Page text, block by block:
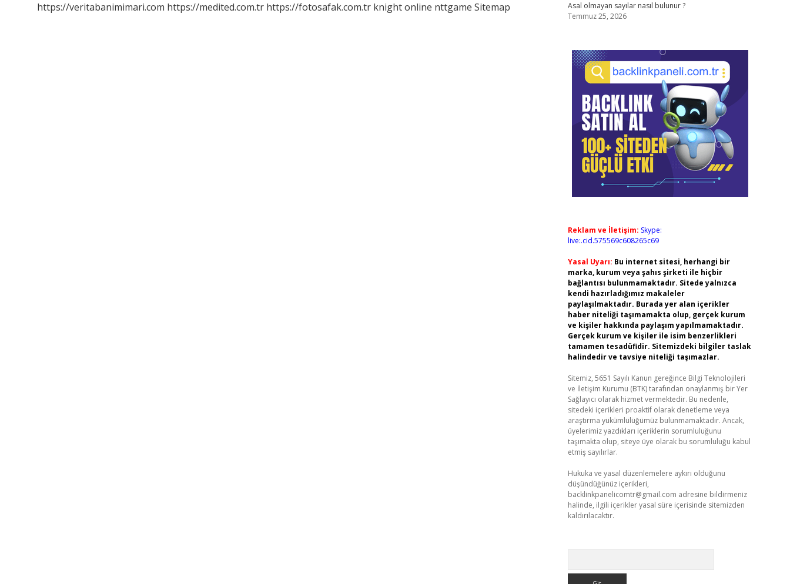
https://veritabanimimari.com https://medited.com.tr https://fotosafak.com.tr knight online nttgame Sitemap
Asal olmayan sayılar nasıl bulunur ?
Temmuz 25, 2026
Reklam ve İletişim: Skype:
live:.cid.575569c608265c69
Yasal Uyarı: Bu internet sitesi, herhangi bir
marka, kurum veya şahıs şirketi ile hiçbir
bağlantısı bulunmamaktadır. Sitede yalnızca
kendi hazırladığımız makaleler
paylaşılmaktadır. Burada yer alan içerikler
haber niteliği taşımamakta olup, gerçek kurum
ve kişiler hakkında paylaşım yapılmamaktadır.
Gerçek kurum ve kişiler ile isim benzerlikleri
tamamen tesadüfidir. Sitemizdeki bilgiler taslak
halindedir ve tavsiye niteliği taşımazlar.
Sitemiz, 5651 Sayılı Kanun gereğince Bilgi Teknolojileri
ve İletişim Kurumu (BTK) tarafından onaylanmış bir Yer
Sağlayıcı olarak hizmet vermektedir. Bu nedenle,
sitedeki içerikleri proaktif olarak denetleme veya
araştırma yükümlülüğümüz bulunmamaktadır. Ancak,
üyelerimiz yazdıkları içeriklerin sorumluluğunu
taşımakta olup, siteye üye olarak bu sorumluluğu kabul
etmiş sayılırlar.
Hukuka ve yasal düzenlemelere aykırı olduğunu
düşündüğünüz içerikleri,
backlinkpanelicomtr@gmail.com adresine bildirmeniz
halinde, ilgili içerikler yasal süre içerisinde sitemizden
kaldırılacaktır.